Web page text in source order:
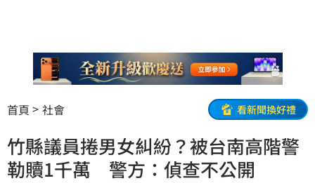
首頁 社會 看新聞換好禮
竹縣議員捲男女糾紛？被台南高階警
勒贖1千萬 警方：偵查不公開